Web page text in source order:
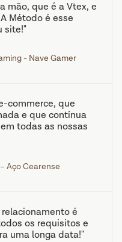
mão, que é a Vtex, e
Método é esse
site!"
- Nave Gamer
commerce, que
e que contínua
todas as nossas
Aço Cearense
é
os requisitos e
uma longa data!"